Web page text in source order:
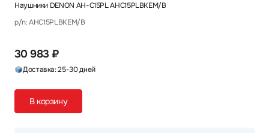
Наушники DENON AH-C15PL AHC15PLBKEM/B
p/n: AHC15PLBKEM/B
30 983 ₽
Доставка: 25-30 дней
В корзину